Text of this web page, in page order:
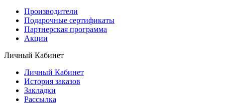
Производители
Подарочные сертификаты
Партнерская программа
Акции
Личный Кабинет
Личный Кабинет
История заказов
Закладки
Рассылка